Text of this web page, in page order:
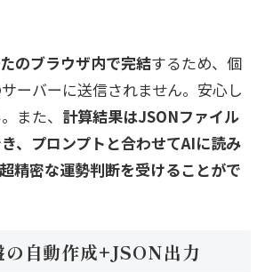
のブラウザ内で完結するため、個
ーバーに送信されません。安心し
また、 計算結果はJSONファイル
、プロンプトと合わせてAIに読み
精密な運勢判断を受けることがで
の自動作成+JSON出力